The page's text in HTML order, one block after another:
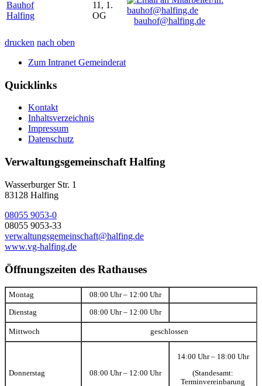
Bauhof
Halfing
11, 1.
OG
bauhof@halfing.de
drucken nach oben
Zum Intranet Gemeinderat
Quicklinks
Kontakt
Inhaltsverzeichnis
Impressum
Datenschutz
Verwaltungsgemeinschaft Halfing
Wasserburger Str. 1
83128 Halfing
08055 9053-0
08055 9053-33
verwaltungsgemeinschaft@halfing.de
www.vg-halfing.de
Öffnungszeiten des Rathauses
Montag 08:00 Uhr – 12:00 Uhr
Dienstag 08:00 Uhr – 12:00 Uhr
Mittwoch geschlossen
Donnerstag 08:00 Uhr – 12:00 Uhr
14:00 Uhr – 18:00 Uhr
(Standesamt:
Terminvereinbarung